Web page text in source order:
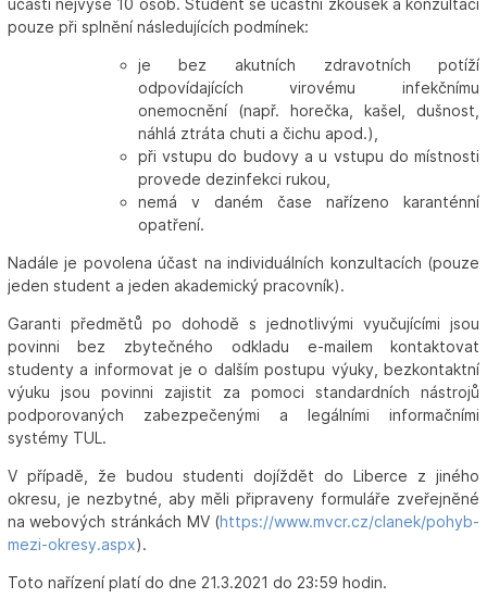
účasti nejvýše 10 osob. Student se účastní zkoušek a konzultací
pouze při splnění následujících podmínek:
je bez akutních zdravotních potíží
odpovídajících virovému infekčnímu
onemocnění (např. horečka, kašel, dušnost,
náhlá ztráta chuti a čichu apod.),
při vstupu do budovy a u vstupu do místnosti
provede dezinfekci rukou,
nemá v daném čase nařízeno karanténní
opatření.
Nadále je povolena účast na individuálních konzultacích (pouze
jeden student a jeden akademický pracovník).
Garanti předmětů po dohodě s jednotlivými vyučujícími jsou
povinni bez zbytečného odkladu e-mailem kontaktovat
studenty a informovat je o dalším postupu výuky, bezkontaktní
výuku jsou povinni zajistit za pomoci standardních nástrojů
podporovaných zabezpečenými a legálními informačními
systémy TUL.
V případě, že budou studenti dojíždět do Liberce z jiného
okresu, je nezbytné, aby měli připraveny formuláře zveřejněné
na webových stránkách MV (https://www.mvcr.cz/clanek/pohyb-
mezi-okresy.aspx).
Toto nařízení platí do dne 21.3.2021 do 23:59 hodin.